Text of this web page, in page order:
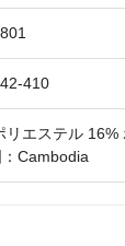
410
リエステル 16%
Cambodia